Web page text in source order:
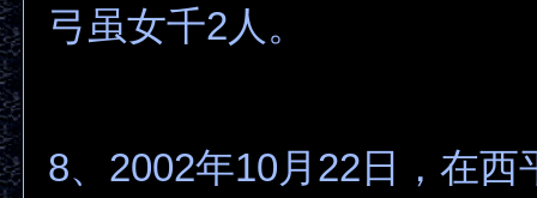
弓虽女千2人。
8、2002年10月22日，在西